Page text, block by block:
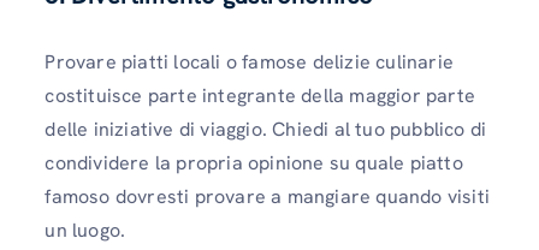
Provare piatti locali o famose delizie culinarie
costituisce parte integrante della maggior parte
delle iniziative di viaggio. Chiedi al tuo pubblico di
condividere la propria opinione su quale piatto
famoso dovresti provare a mangiare quando visiti
un luogo.